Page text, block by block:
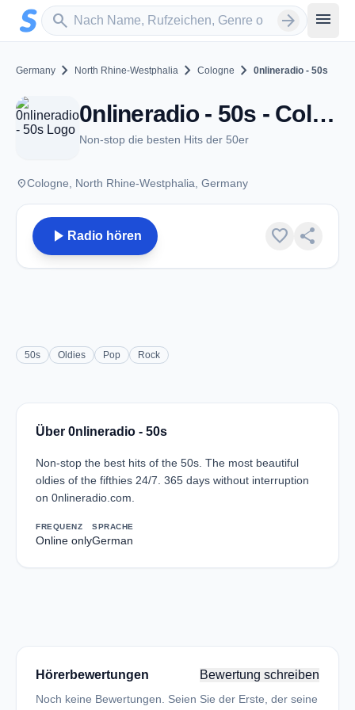
Zum Hauptinhalt springen
search
Sender suchen arrow_forward menu
Germany chevron_right North Rhine-Westphalia chevron_right Cologne chevron_right 0nlineradio - 50s
0nlineradio - 50s - Cologne
Non-stop die besten Hits der 50er
placeCologne, North Rhine-Westphalia, Germany
play_arrow Radio hören favorite share
50s Oldies Pop Rock
Über 0nlineradio - 50s
Non-stop the best hits of the 50s. The most beautiful
oldies of the fifthies 24/7. 365 days without interruption
on 0nlineradio.com.
FREQUENZ
Online only
SPRACHE
German
Hörerbewertungen Bewertung schreiben
Noch keine Bewertungen. Seien Sie der Erste, der seine